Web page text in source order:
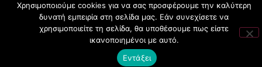
FASHION
NEWS
Χρησιμοποιούμε cookies για να σας προσφέρουμε την καλύτερη
δυνατή εμπειρία στη σελίδα μας. Εάν συνεχίσετε να
χρησιμοποιείτε τη σελίδα, θα υποθέσουμε πως είστε
ικανοποιημένοι με αυτό.
Εντάξει